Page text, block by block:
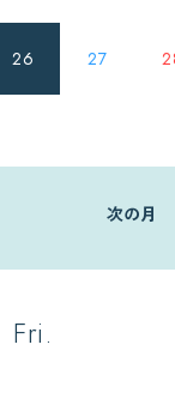
26 27
次の月
Fri.